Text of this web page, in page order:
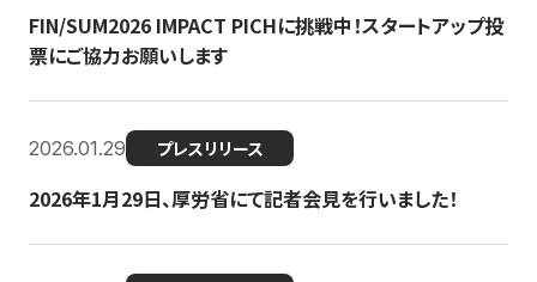
FIN/SUM2026 IMPACT PICHに挑戦中！スタートアップ投
票にご協力お願いします
2026.01.29 プレスリリース
2026年1月29日、厚労省にて記者会見を行いました！